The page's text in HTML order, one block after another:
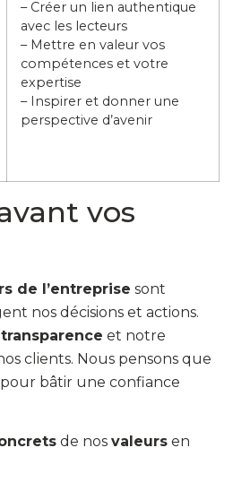
– Créer un lien authentique
avec les lecteurs
– Mettre en valeur vos
compétences et votre
expertise
– Inspirer et donner une
perspective d’avenir
vos
de l’entreprise sont
nos décisions et actions.
transparence et notre
clients. Nous pensons que
bâtir une confiance
de nos valeurs en